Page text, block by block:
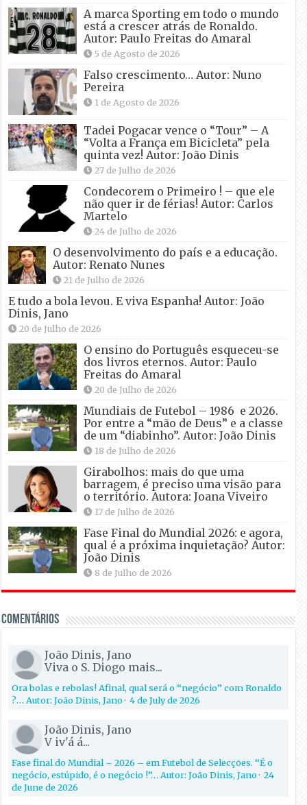
A marca Sporting em todo o mundo
está a crescer atrás de Ronaldo.
Autor: Paulo Freitas do Amaral
5 de Agosto de 2026
Falso crescimento… Autor: Nuno
Pereira
1 de Agosto de 2026
Tadei Pogacar vence o “Tour” – A
“Volta a França em Bicicleta” pela
quinta vez! Autor: João Dinis
27 de Julho de 2026
Condecorem o Primeiro ! – que ele
não quer ir de férias! Autor: Carlos
Martelo
24 de Julho de 2026
O desenvolvimento do país e a educação.
Autor: Renato Nunes
21 de Julho de 2026
E tudo a bola levou. E viva Espanha! Autor: João
Dinis, Jano
20 de Julho de 2026
O ensino do Português esqueceu-se
dos livros eternos. Autor: Paulo
Freitas do Amaral
20 de Julho de 2026
Mundiais de Futebol – 1986 e 2026.
Por entre a “mão de Deus” e a classe
de um “diabinho”. Autor: João Dinis
18 de Julho de 2026
Girabolhos: mais do que uma
barragem, é preciso uma visão para
o território. Autora: Joana Viveiro
17 de Julho de 2026
Fase Final do Mundial 2026: e agora,
qual é a próxima inquietação? Autor:
João Dinis
8 de Julho de 2026
Comentários
João Dinis, Jano
Viva o S. Diogo mais...
Ora bolas e rebolas! Afinal, qual será o “negócio” com Ronaldo
?… Autor: João Dinis, Jano·4 de July de 2026
João Dinis, Jano
V iv'á á...
Fase final do Mundial – 2026 – em Futebol de Selecções. “É o
negócio, estúpido, é o negócio !”… Autor: João Dinis, Jano·24
de June de 2026